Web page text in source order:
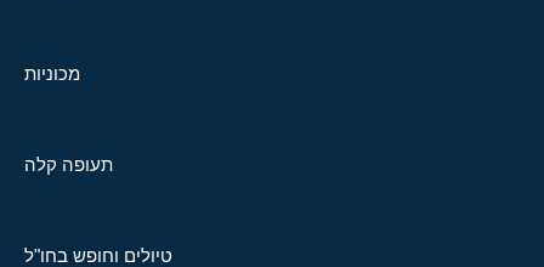
מכוניות
תעופה קלה
טיולים וחופש בחו"ל